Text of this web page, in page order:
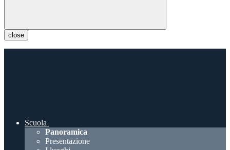
close
Scuola
Panoramica
Presentazione